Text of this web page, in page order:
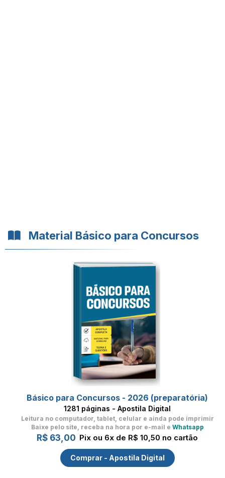
Material Básico para Concursos
Básico para Concursos - 2026 (preparatória)
1281 páginas - Apostila Digital
Leitura no computador, tablet, celular e ainda pode imprimir
Baixe pelo site, receba na hora por e-mail e Whatsapp
R$ 63,00 Pix ou 6x de R$ 10,50 no cartão
Comprar - Apostila Digital